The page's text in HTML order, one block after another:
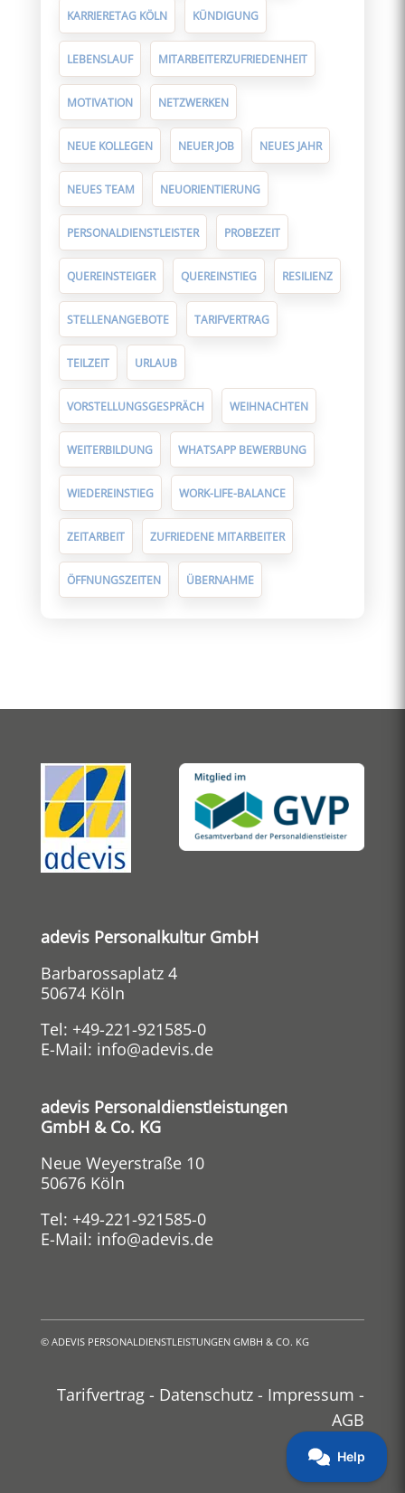
KARRIERETAG KÖLN KÜNDIGUNG
LEBENSLAUF MITARBEITERZUFRIEDENHEIT
MOTIVATION NETZWERKEN
NEUE KOLLEGEN NEUER JOB NEUES JAHR
NEUES TEAM NEUORIENTIERUNG
PERSONALDIENSTLEISTER PROBEZEIT
QUEREINSTEIGER QUEREINSTIEG RESILIENZ
STELLENANGEBOTE TARIFVERTRAG
TEILZEIT URLAUB
VORSTELLUNGSGESPRÄCH WEIHNACHTEN
WEITERBILDUNG WHATSAPP BEWERBUNG
WIEDEREINSTIEG WORK-LIFE-BALANCE
ZEITARBEIT ZUFRIEDENE MITARBEITER
ÖFFNUNGSZEITEN ÜBERNAHME
adevis Personalkultur GmbH
Barbarossaplatz 4
50674 Köln
Tel: +49-221-921585-0
E-Mail: info@adevis.de
adevis Personaldienstleistungen
GmbH & Co. KG
Neue Weyerstraße 10
50676 Köln
Tel: +49-221-921585-0
E-Mail: info@adevis.de
© ADEVIS PERSONALDIENSTLEISTUNGEN GMBH & CO. KG
Tarifvertrag - Datenschutz - Impressum -
AGB